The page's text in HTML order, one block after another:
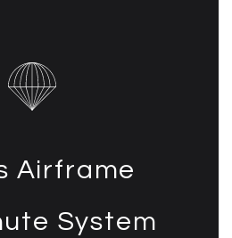
Airframe
System